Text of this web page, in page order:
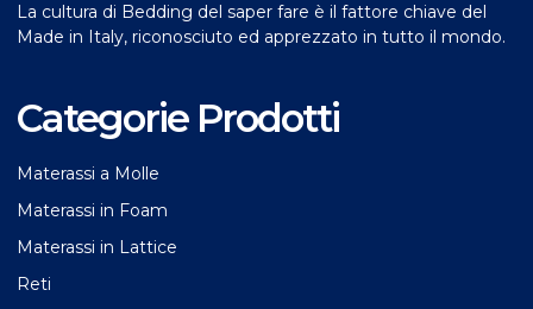
La cultura di Bedding del saper fare è il fattore chiave del
Made in Italy, riconosciuto ed apprezzato in tutto il mondo.
Categorie Prodotti
Materassi a Molle
Materassi in Foam
Materassi in Lattice
Reti